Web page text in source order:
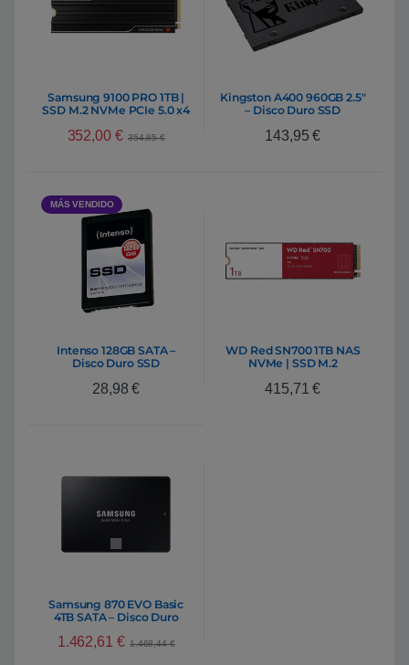
Samsung 9100 PRO 1TB |
SSD M.2 NVMe PCIe 5.0 x4
352,00 € 354,85€
Kingston A400 960GB 2.5″
– Disco Duro SSD
143,95€
MÁS VENDIDO
Intenso 128GB SATA –
Disco Duro SSD
28,98€
WD Red SN700 1TB NAS
NVMe | SSD M.2
415,71€
Samsung 870 EVO Basic
4TB SATA – Disco Duro
1.462,61 € 1.468,44€